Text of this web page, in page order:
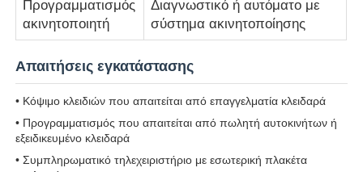
Γύρος εργοστασίων
Ποιοτικός έλεγχος
Προγραμματισμός
ακινητοποιητή
Διαγνωστικό ή αυτόματο με
σύστημα ακινητοποίησης
Απαιτήσεις εγκατάστασης
• Κόψιμο κλειδιών που απαιτείται από επαγγελματία κλειδαρά
• Προγραμματισμός που απαιτείται από πωλητή αυτοκινήτων ή
εξειδικευμένο κλειδαρά
• Συμπληρωματικό τηλεχειριστήριο με εσωτερική πλακέτα